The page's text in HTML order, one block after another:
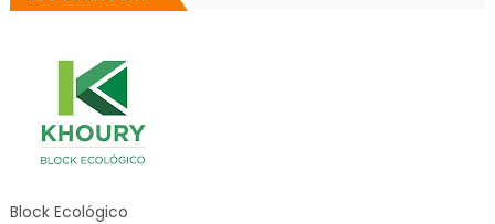
Block Ecológico